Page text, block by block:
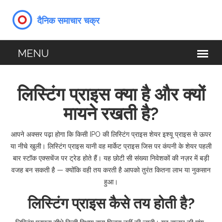
लिस्टिंग प्राइस क्या है और क्यों
मायने रखती है?
आपने अक्सर पढ़ा होगा कि किसी IPO की लिस्टिंग प्राइस शेयर इश्यू प्राइस से ऊपर
या नीचे खुली। लिस्टिंग प्राइस यानी वह मार्केट प्राइस जिस पर कंपनी के शेयर पहली
बार स्टॉक एक्सचेंज पर ट्रेड होते हैं। यह छोटी सी संख्या निवेशकों की नज़र में बड़ी
वजह बन सकती है — क्योंकि वही तय करती है आपको तुरंत कितना लाभ या नुकसान
हुआ।
लिस्टिंग प्राइस कैसे तय होती है?